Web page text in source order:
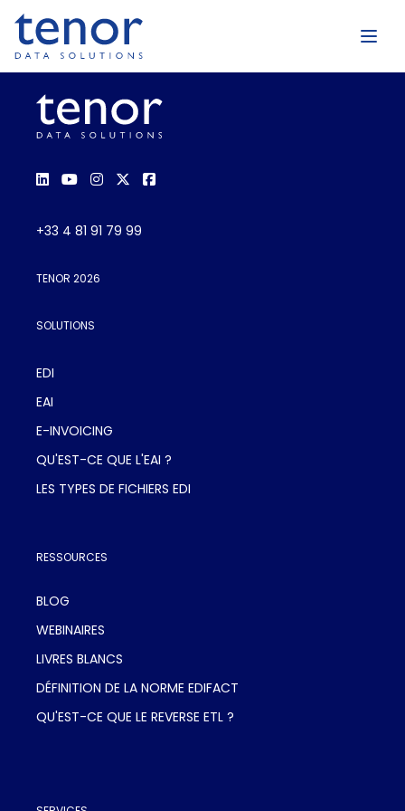
+33 4 81 91 79 99
TENOR 2026
SOLUTIONS
EDI
EAI
E-INVOICING
QU'EST-CE QUE L'EAI ?
LES TYPES DE FICHIERS EDI
RESSOURCES
BLOG
WEBINAIRES
LIVRES BLANCS
DÉFINITION DE LA NORME EDIFACT
QU'EST-CE QUE LE REVERSE ETL ?